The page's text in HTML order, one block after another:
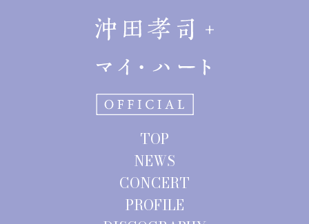
TOP
NEWS
CONCERT
PROFILE